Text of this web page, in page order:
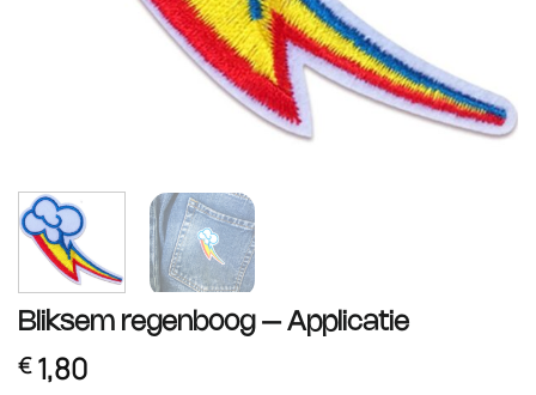
Bliksem regenboog – Applicatie
€1,80